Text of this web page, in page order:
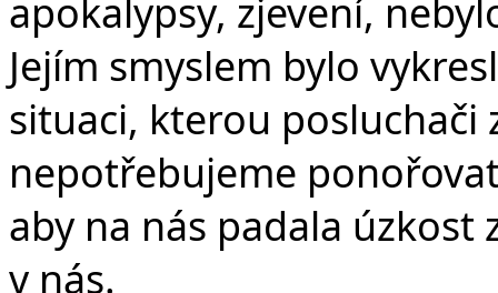
apokalypsy, zjevení,
Jejím smyslem bylo
situaci, kterou posluchači
nepotřebujeme
aby na nás padala úzkost
v nás.